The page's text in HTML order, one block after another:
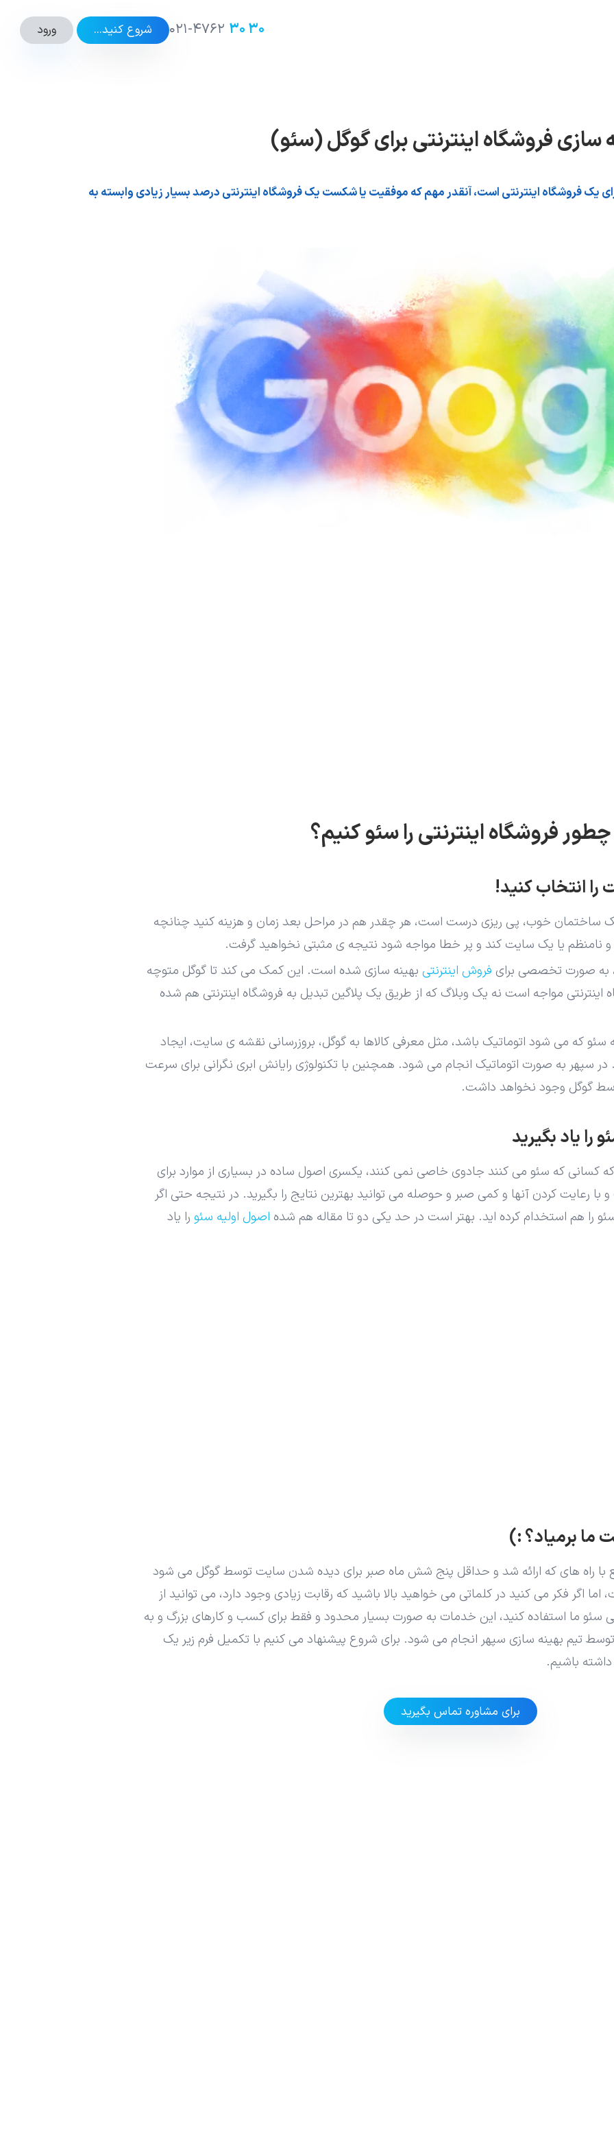
۳۰ ۳۰ شروع کنید... ورود
سازی فروشگاه اینترنتی برای گوگل (سئو)
یک فروشگاه اینترنتی است، آنقدر مهم که موفقیت یا شکست یک فروشگاه اینترنتی درصد بسیار زیادی وابسته به
چطور فروشگاه اینترنتی را سئو کنیم؟
انتخاب کنید!
یک ساختمان خوب، پی ریزی درست است، هر چقدر هم در مراحل بعد زمان و هزینه کنید چنانچه
نامنظم یا یک سایت کند و پر خطا مواجه شود نتیجه ی مثبتی نخواهید گرفت.
به صورت تخصصی برای فروش اینترنتیبهینه سازی شده است. این کمک می کند تا گوگل متوچه
اینترنتی مواجه است نه یک وبلاگ که از طریق یک پلاگین تبدیل به فروشگاه اینترنتی هم شده
سئو که می شود اتوماتیک باشد، مثل معرفی کالاها به گوگل، بروزرسانی نقشه ی سایت، ایجاد
سپهر به صورت اتوماتیک انجام می شود. همچنین با تکنولوژی رایانش ابری نگرانی برای سرعت
گوگل وجود نخواهد داشت.
را یاد بگیرید
کسانی که سئو می کنند جادوی خاصی نمی کنند، یکسری اصول ساده در بسیاری از موارد برای
با رعایت کردن آنها و کمی صبر و حوصله می توانید بهترین نتایج را بگیرید. در نتیجه حتی اگر
را هم استخدام کرده اید. بهتر است در حد یکی دو تا مقاله هم شده اصول اولیه سئو را یاد
ما برمیاد؟ :)
با راه های که ارائه شد و حداقل پنج شش ماه صبر برای دیده شدن سایت توسط گوگل می شود
اما اگر فکر می کنید در کلماتی می خواهید بالا باشید که رقابت زیادی وجود دارد، می توانید از
ما استفاده کنید، این خدمات به صورت بسیار محدود و فقط برای کسب و کارهای بزرگ و به
تیم بهینه سازی سپهر انجام می شود. برای شروع پیشنهاد می کنیم با تکمیل فرم زیر یک
باشیم.
برای مشاوره تماس بگیرید